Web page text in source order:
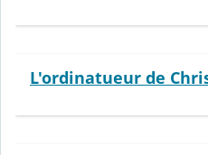
L'ordinatueur de